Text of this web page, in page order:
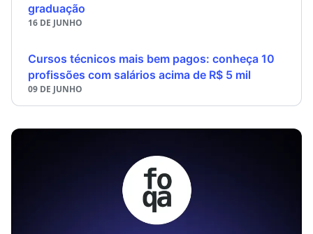
graduação
16 DE JUNHO
Cursos técnicos mais bem pagos: conheça 10
profissões com salários acima de R$ 5 mil
09 DE JUNHO